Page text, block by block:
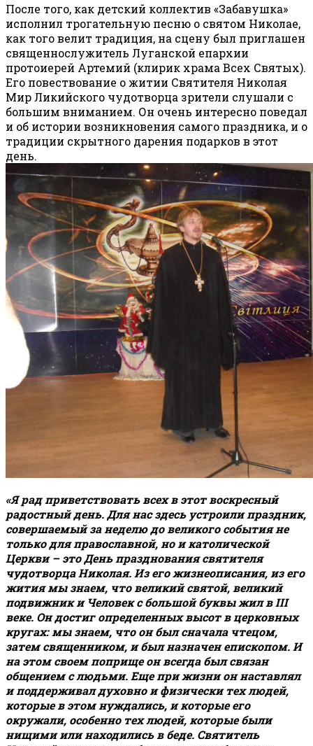
После того, как детский коллектив «Забавушка»
исполнил трогательную песню о святом Николае,
как того велит традиция, на сцену был приглашен
священнослужитель Луганской епархии
протоиерей Артемий (клирик храма Всех Святых).
Его повествование о житии Святителя Николая
Мир Ликийского чудотворца зрители слушали с
большим вниманием. Он очень интересно поведал
и об истории возникновения самого праздника, и о
традиции скрытного дарения подарков в этот
день.
«Я рад приветствовать всех в этот воскресный
радостный день. Для нас здесь устроили праздник,
совершаемый за неделю до великого события не
только для православной, но и католической
Церкви – это День празднования святителя
чудотворца Николая. Из его жизнеописания, из его
жития мы знаем, что великий святой, великий
подвижник и Человек с большой буквы жил вIII
веке. Он достиг определенных высот в церковных
кругах: мы знаем, что он был сначала чтецом,
затем священником, и был назначен епископом. И
на этом своем поприще он всегда был связан
общением с людьми. Еще при жизни он наставлял
и поддерживал духовно и физически тех людей,
которые в этом нуждались, и которые его
окружали, особенно тех людей, которые были
нищими или находились в беде. Святитель